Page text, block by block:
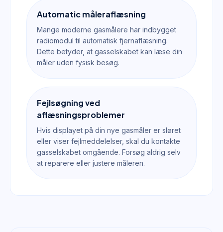
Automatic måleraflæsning
Mange moderne gasmålere har indbygget
radiomodul til automatisk fjernaflæsning.
Dette betyder, at gasselskabet kan læse din
måler uden fysisk besøg.
Fejlsøgning ved
aflæsningsproblemer
Hvis displayet på din nye gasmåler er sløret
eller viser fejlmeddelelser, skal du kontakte
gasselskabet omgående. Forsøg aldrig selv
at reparere eller justere måleren.